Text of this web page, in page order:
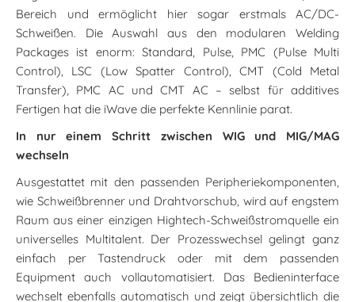
Bereich und ermöglicht hier sogar erstmals AC/DC-
Schweißen. Die Auswahl aus den modularen Welding
Packages ist enorm: Standard, Pulse, PMC (Pulse Multi
Control), LSC (Low Spatter Control), CMT (Cold Metal
Transfer), PMC AC und CMT AC – selbst für additives
Fertigen hat die iWave die perfekte Kennlinie parat.
In nur einem Schritt zwischen WIG und MIG/MAG
wechseln
Ausgestattet mit den passenden Peripheriekomponenten,
wie Schweißbrenner und Drahtvorschub, wird auf engstem
Raum aus einer einzigen Hightech-Schweißstromquelle ein
universelles Multitalent. Der Prozesswechsel gelingt ganz
einfach per Tastendruck oder mit dem passenden
Equipment auch vollautomatisiert. Das Bedieninterface
wechselt ebenfalls automatisch und zeigt übersichtlich die